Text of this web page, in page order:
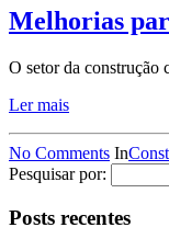
Melhorias
O setor da construção
Ler mais
No Comments In
Pesquisar por:
Posts recentes